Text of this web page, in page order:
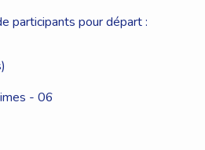
participants pour départ :
- 06